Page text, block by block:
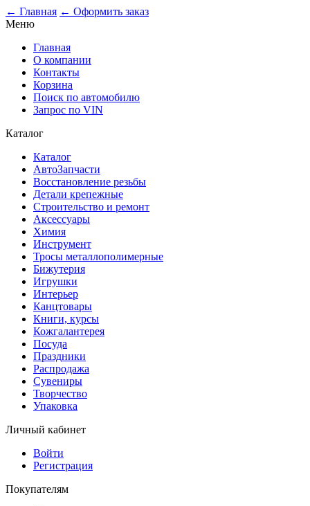
← Главная ← Оформить заказ
Меню
Главная
О компании
Контакты
Корзина
Поиск по автомобилю
Запрос по VIN
Каталог
Каталог
АвтоЗапчасти
Восстановление резьбы
Детали крепежные
Строительство и ремонт
Аксессуары
Химия
Инструмент
Тросы металлополимерные
Бижутерия
Игрушки
Интерьер
Канцтовары
Книги, курсы
Кожгалантерея
Посуда
Праздники
Распродажа
Сувениры
Творчество
Упаковка
Личный кабинет
Войти
Регистрация
Покупателям